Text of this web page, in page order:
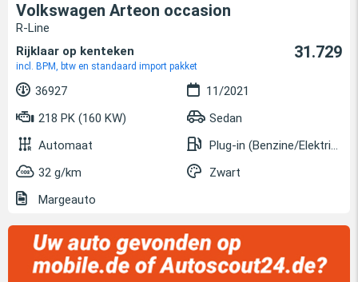
Volkswagen Arteon occasion
R-Line
Rijklaar op kenteken
incl. BPM, btw en standaard import pakket
31.729
36927
11/2021
218 PK (160 KW)
Sedan
Automaat
Plug-in (Benzine/Elektrisch)
32 g/km
Zwart
Margeauto